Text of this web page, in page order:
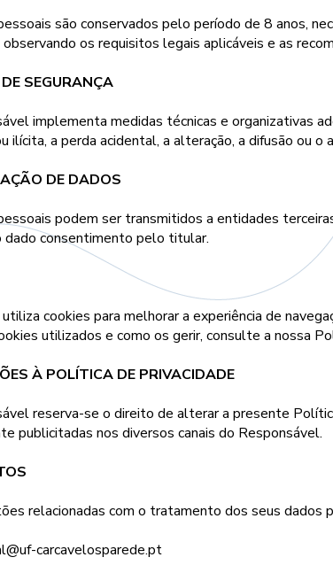
são conservados pelo período de 8 anos,
os requisitos legais aplicáveis e as
SEGURANÇA
implementa medidas técnicas e organizativas
ilícita, a perda acidental, a alteração, a difusão ou o
DE DADOS
podem ser transmitidos a entidades
dado consentimento pelo titular.
cookies para melhorar a experiência de
utilizados e como os gerir, consulte a nossa
À POLÍTICA DE PRIVACIDADE
reserva-se o direito de alterar a presente
publicitadas nos diversos canais do Responsável.
relacionadas com o tratamento dos seus dados
carcavelosparede.pt